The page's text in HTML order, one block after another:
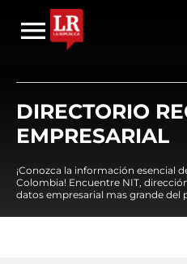
DIRECTORIO
EMPRESARIAL
¡Conozca la información esencial
Colombia! Encuentre NIT,
datos empresarial mas grande del